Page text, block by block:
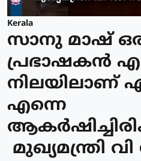
Kerala
സാനു മാഷ്
പ്രഭാഷകൻ
നിലയിലാണ്
എന്നെ
മുഖ്യമന്ത്രി